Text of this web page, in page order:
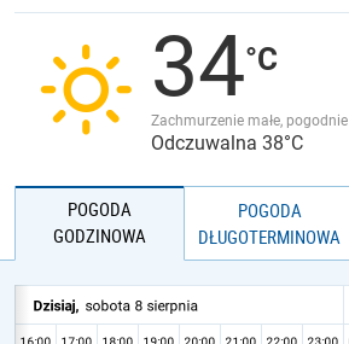
JAKOŚĆ POWIETRZA
34
Zachmurzenie małe, pogodnie
Odczuwalna 38°C
POGODA
GODZINOWA
POGODA
DŁUGOTERMINOWA